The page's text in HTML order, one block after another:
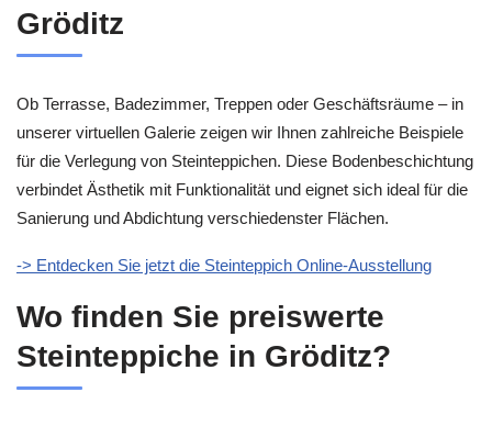
Gröditz
Ob Terrasse, Badezimmer, Treppen oder Geschäftsräume – in
unserer virtuellen Galerie zeigen wir Ihnen zahlreiche Beispiele
für die Verlegung von Steinteppichen. Diese Bodenbeschichtung
verbindet Ästhetik mit Funktionalität und eignet sich ideal für die
Sanierung und Abdichtung verschiedenster Flächen.
-> Entdecken Sie jetzt die Steinteppich Online-Ausstellung
Wo finden Sie preiswerte
Steinteppiche in Gröditz?